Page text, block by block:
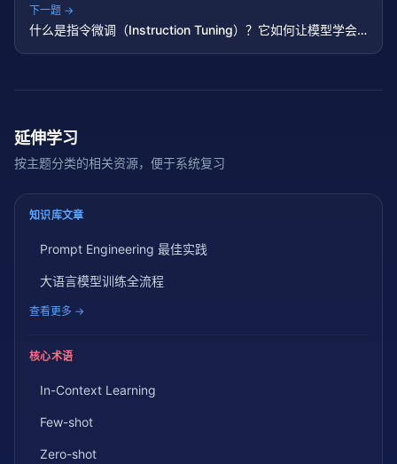
下一题 →
什么是指令微调（Instruction Tuning）？它如何让模型学会
延伸学习
按主题分类的相关资源，便于系统复习
知识库文章
Prompt Engineering 最佳实践
大语言模型训练全流程
查看更多 →
核心术语
In-Context Learning
Few-shot
Zero-shot